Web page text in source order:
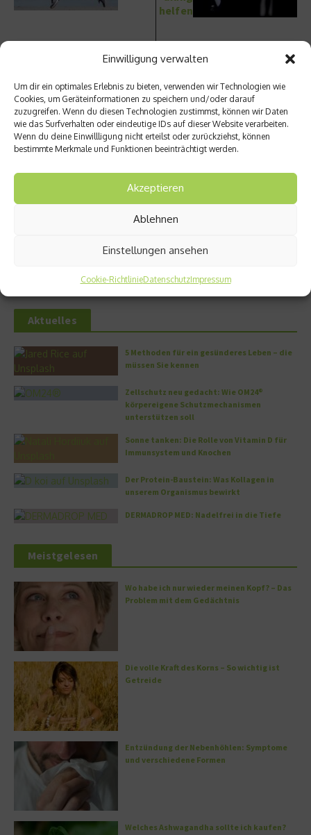
Einwilligung verwalten
Um dir ein optimales Erlebnis zu bieten, verwenden wir Technologien wie
Cookies, um Geräteinformationen zu speichern und/oder darauf
zuzugreifen. Wenn du diesen Technologien zustimmst, können wir Daten
wie das Surfverhalten oder eindeutige IDs auf dieser Website verarbeiten.
Wenn du deine Einwillligung nicht erteilst oder zurückziehst, können
bestimmte Merkmale und Funktionen beeinträchtigt werden.
Akzeptieren
Ablehnen
Einstellungen ansehen
Cookie-RichtlinieDatenschutzImpressum
helfen
Ähnliche Beiträge
Medikamenteneinnahme
Blutdruckkontrolle und -
einstellung im Alter l ...
Aktuelles
5 Methoden für ein gesünderes Leben – die
müssen Sie kennen
Zellschutz neu gedacht: Wie OM24®
körpereigene Schutzmechanismen
unterstützen soll
Sonne tanken: Die Rolle von Vitamin D für
Immunsystem und Knochen
Der Protein-Baustein: Was Kollagen in
unserem Organismus bewirkt
DERMADROP MED: Nadelfrei in die Tiefe
Meistgelesen
Wo habe ich nur wieder meinen Kopf? – Das
Problem mit dem Gedächtnis
Die volle Kraft des Korns – So wichtig ist
Getreide
Entzündung der Nebenhöhlen: Symptome
und verschiedene Formen
Welches Ashwagandha sollte ich kaufen?